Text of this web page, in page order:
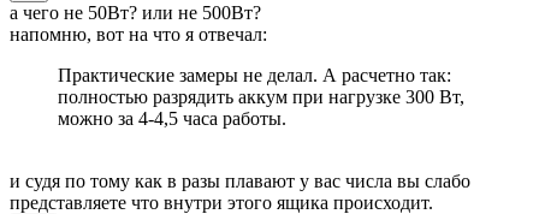
а чего не 50Вт? или не 500Вт?
напомню, вот на что я отвечал:
Практические замеры не делал. А расчетно так:
полностью разрядить аккум при нагрузке 300 Вт,
можно за 4-4,5 часа работы.
и судя по тому как в разы плавают у вас числа вы слабо
представляете что внутри этого ящика происходит.